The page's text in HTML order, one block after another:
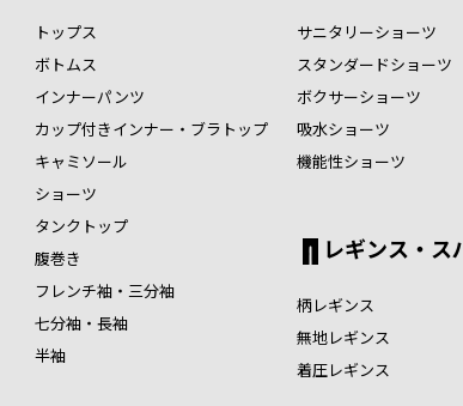
トップス
ボトムス
インナーパンツ
カップ付きインナー・ブラトップ
キャミソール
ショーツ
タンクトップ
腹巻き
フレンチ袖・三分袖
七分袖・長袖
半袖
サニタリーショーツ
スタンダードショーツ
ボクサーショーツ
吸水ショーツ
機能性ショーツ
レギンス・ス
柄レギンス
無地レギンス
着圧レギンス